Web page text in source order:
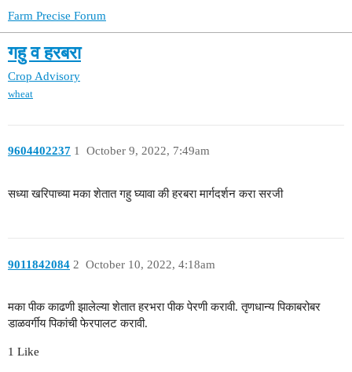
Farm Precise Forum
गहु व हरबरा
Crop Advisory
wheat
9604402237 October 9, 2022, 7:49am
1
सध्या खरिपाच्या मका शेतात गहु घ्यावा की हरबरा मार्गदर्शन करा सरजी
9011842084 October 10, 2022, 4:18am
2
मका पीक काढणी झालेल्या शेतात हरभरा पीक पेरणी करावी. तृणधान्य पिकाबरोबर
डाळवर्गीय पिकांची फेरपालट करावी.
1 Like